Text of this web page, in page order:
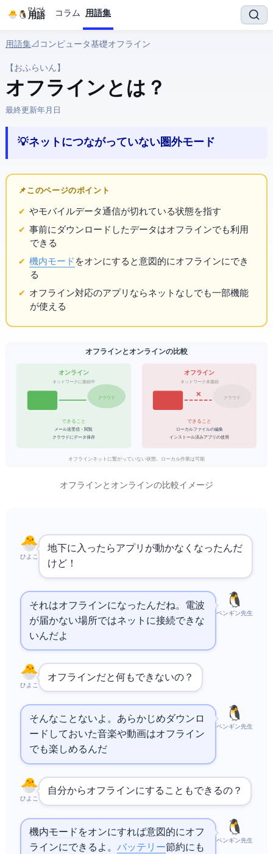
IT用語
ひよぺん コラム 用語集
用語集› 📐 コンピュータ基礎 › オフライン
【おふらいん】
オフライン とは？
最終更新:2026年4月18日
💡 ネットにつながっていない"圏外モード"
📌 このページのポイント
やモバイルデータ通信が切れている状態を指す
事前にダウンロードしたデータはオフラインでも利用
できる
機内モード をオンにすると意図的にオフラインにでき
る
オフライン対応のアプリならネットなしでも一部機能
が使える
オフラインとオンラインの比較
オンライン
ネットワークに接続中
クラウド
できること:
メール送受信・Web閲覧
クラウドにデータ保存
オフライン
ネットワーク未接続
✕ クラウド
できること:
ローカルファイルの編集
インストール済みアプリの使用
オフライン = ネットに繋がっていない状態。ローカル作業は可能
オフラインとオンラインの比較イメージ
ひよこ
地下に入ったらアプリが動かなくなったんだ
けど！
ペンギン先生
それはオフラインになったんだね。電波
が届かない場所ではネットに接続できな
いんだよ
ひよこ
オフラインだと何もできないの？
ペンギン先生
そんなことないよ。あらかじめダウンロ
ードしておいた音楽や動画はオフライン
でも楽しめるんだ
ひよこ
自分からオフラインにすることもできるの？
ペンギン先生
機内モード をオンにすれば意図的にオフ
ラインにできるよ。 バッテリー節約にも